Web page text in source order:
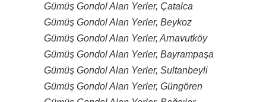
Gümüş Gondol Alan Yerler, Çatalca
Gümüş Gondol Alan Yerler, Beykoz
Gümüş Gondol Alan Yerler, Arnavutköy
Gümüş Gondol Alan Yerler, Bayrampaşa
Gümüş Gondol Alan Yerler, Sultanbeyli
Gümüş Gondol Alan Yerler, Güngören